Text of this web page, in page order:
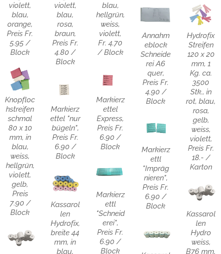
violett,
blau,
orange,
Preis Fr.
5.95 /
Block
violett,
blau,
rosa,
braun,
Preis Fr.
4.80 /
Block
blau,
hellgrün,
weiss,
violett,
Fr. 4.70
/ Block
Annahm
eblock
Schneide
rei A6
quer,
Preis Fr.
4.90 /
Block
Hydrofix
Streifen
120 x 20
mm, 1
Kg. ca.
3500
Stk., in
rot, blau,
rosa,
gelb,
weiss,
violett,
Preis Fr.
18.- /
Karton
Knopfloc
hstreifen
schmal
80 x 10
mm, in
blau,
weiss,
hellgrün,
violett,
gelb,
Preis
7.90 /
Block
Markierz
ettel
Express,
Preis Fr.
6.90 /
Block
Markierz
ettel "nur
bügeln",
Preis Fr.
6.90 /
Block
Markierz
ettl
"Impräg
nieren",
Preis Fr.
6.90 /
Block
Markierz
ettl
"Schneid
erei",
Preis Fr.
6.90 /
Block
Kassarol
len
Hydrofix,
breite 44
mm, in
blau,
Kassarol
len
Hydro
weiss,
B76 mm,